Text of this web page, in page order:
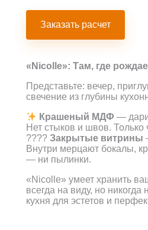
Заказать расчет
«Nicolle»: Там, где
Представьте: вечер,
свечение из глубины
Крашеный МДФ —
Нет стыков и швов. Только
???? Закрытые витрины
Внутри мерцают бокалы,
— ни пылинки.
«Nicolle» умеет хранить
всегда на виду, но
кухня для эстетов и